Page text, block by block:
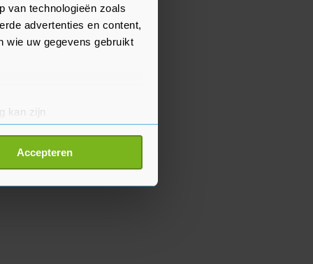
van technologieën zoals
advertenties en content,
wie uw gegevens gebruikt
kan zijn
detailgedeelte
Accepteren